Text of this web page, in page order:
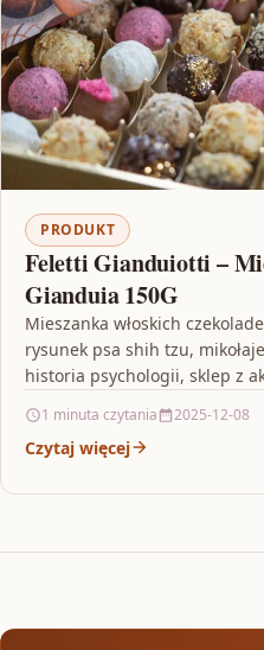
PRODUKT
Feletti Gianduiotti –
Gianduia 150G
Mieszanka włoskich
rysunek psa shih tzu,
historia psychologii, sklep z
1 minuta czytania 2025-12-08
Czytaj więcej